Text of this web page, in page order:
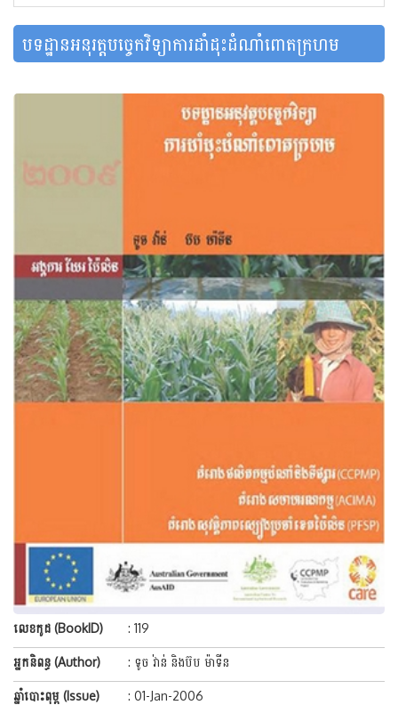
បទដ្ឋានអនុរត្តបច្ចេកវិទ្យាការដាំដុះដំណាំពោតក្រហម
លេខកូដ (BookID) : 119
អ្នកនិពន្ធ (Author) : ទូច វ់ាន់ និងប៊ប ម៉ាទីន
ឆ្នាំបោះពុម្ព (Issue) : 01-Jan-2006